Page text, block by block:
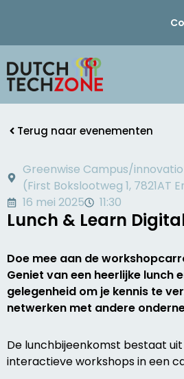
Terug naar evenementen
Greenwise Campus/
(First Bokslootweg 1, 7821AT
16 mei 2025
11:30
Lunch & Learn
Doe mee aan de
Geniet van een heerlijke lunch
gelegenheid om je kennis te
netwerken met andere
De lunchbijeenkomst bestaat
interactieve workshops in een